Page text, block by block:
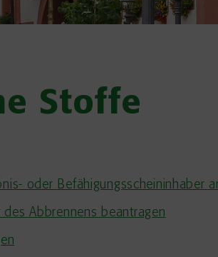
Stoffe
oder Befähigungsscheininhaber
Abbrennens beantragen